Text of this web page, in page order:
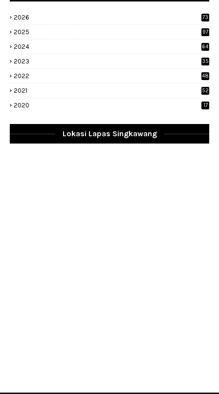
2026 73
2025 97
2024 64
2023
35
2022
48
2021 52
2020 17
Lokasi Lapas Singkawang